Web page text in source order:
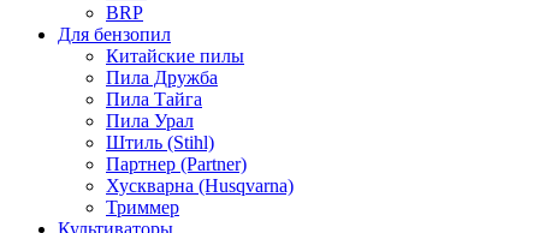
BRP
Для бензопил
Китайские пилы
Пила Дружба
Пила Тайга
Пила Урал
Штиль (Stihl)
Партнер (Partner)
Хускварна (Husqvarna)
Триммер
Культиваторы